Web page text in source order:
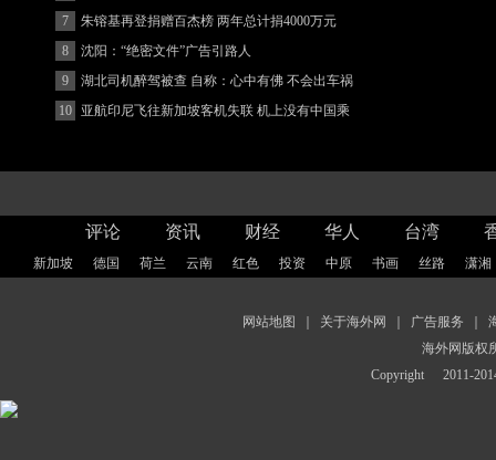
7
朱镕基再登捐赠百杰榜 两年总计捐4000万元
8
沈阳：“绝密文件”广告引路人
9
湖北司机醉驾被查 自称：心中有佛 不会出车祸
(图)
10
亚航印尼飞往新加坡客机失联 机上没有中国乘
评论 资讯 财经 华人 台湾
新加坡 德国 荷兰 云南 红色 投资 中原 书画 丝路 潇湘
网站地图 关于海外网 广告服务
海外网版权
Copyright
2011-